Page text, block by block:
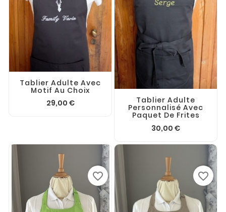
Tablier Adulte Avec
Motif Au Choix
29,00 €
Tablier Adulte
Personnalisé Avec
Paquet De Frites
30,00 €
favorite_border favorite_border